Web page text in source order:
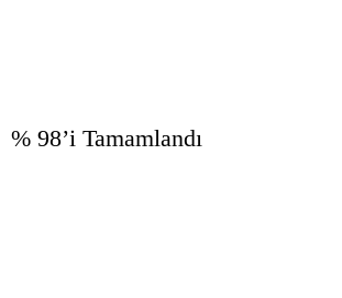
% 98’i Tamamlandı